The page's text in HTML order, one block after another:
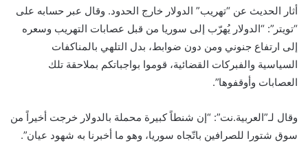
أثار الحديث عن “تهريب” الدولار خارج الحدود. وقال عبر حسابه على
“تويتر”: “الدولار يُهرّب إلى سوريا من قبل عصابات التهريب وسعره
إلى ارتفاع جنوني ومن دون ضوابط، بدل التلهي بالمناكفات
السياسية والفبركات القضائية، قوموا بواجباتكم بملاحقة تلك
العصابات وأوقفوها”.
وقال لـ”العربية.نت”: “إن شنطاً كبيرة محملة بالدولار خرجت أخيراً من
سوق شتورا للصرافين باتّجاه سوريا، وهو ما أخبرنا به شهود عيان”.